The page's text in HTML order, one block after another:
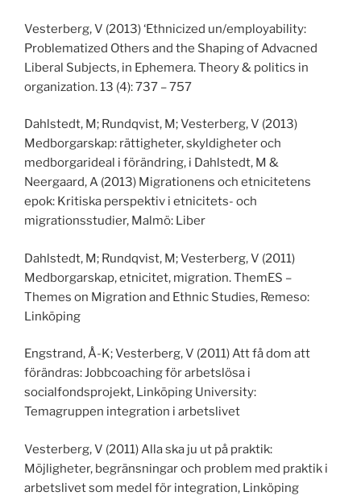
Vesterberg, V (2013) ‘Ethnicized un/employability:
Problematized Others and the Shaping of Advacned
Liberal Subjects, in Ephemera. Theory & politics in
organization. 13 (4): 737 – 757
Dahlstedt, M; Rundqvist, M; Vesterberg, V (2013)
Medborgarskap: rättigheter, skyldigheter och
medborgarideal i förändring, i Dahlstedt, M &
Neergaard, A (2013) Migrationens och etnicitetens
epok: Kritiska perspektiv i etnicitets- och
migrationsstudier, Malmö: Liber
Dahlstedt, M; Rundqvist, M; Vesterberg, V (2011)
Medborgarskap, etnicitet, migration. ThemES –
Themes on Migration and Ethnic Studies, Remeso:
Linköping
Engstrand, Å-K; Vesterberg, V (2011) Att få dom att
förändras: Jobbcoaching för arbetslösa i
socialfondsprojekt, Linköping University:
Temagruppen integration i arbetslivet
Vesterberg, V (2011) Alla ska ju ut på praktik:
Möjligheter, begränsningar och problem med praktik i
arbetslivet som medel för integration, Linköping